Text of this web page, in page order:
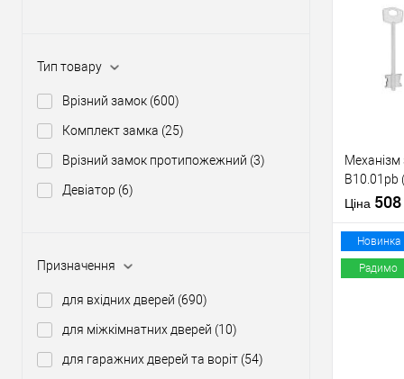
Тип товару
Врізний замок (600)
Комплект замка (25)
Врізний замок протипожежний (3)
Девіатор (6)
Призначення
для вхідних дверей (690)
для міжкімнатних дверей (10)
для гаражних дверей та воріт (54)
У
Матеріал
Країна
Міжосьова
Механізм
B10.01pb
нікель 5
Ціна 508
У
Новинка
Радимо